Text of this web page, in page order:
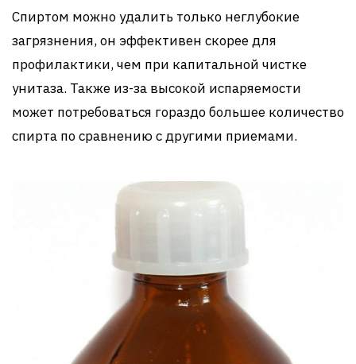
Спиртом можно удалить только неглубокие
загрязнения, он эффективен скорее для
профилактики, чем при капитальной чистке
унитаза. Также из-за высокой испаряемости
может потребоваться гораздо большее количество
спирта по сравнению с другими приемами.